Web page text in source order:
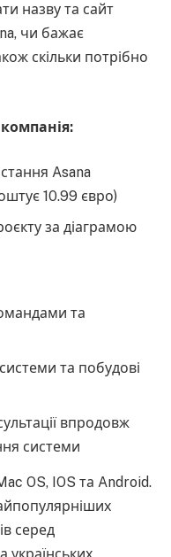
назву та сайт
чи бажає
скільки потрібно
Asana
10.99 євро)
за діаграмою
та
та побудові
впродовж
системи
OS, IOS та Android.
серед